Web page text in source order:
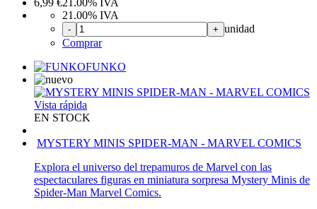
6,99 €21.00% IVA
21.00% IVA
- + unidad
Comprar
FUNKO
Vista rápida
EN STOCK
MYSTERY MINIS SPIDER-MAN - MARVEL COMICS
Explora el universo del trepamuros de Marvel con las
espectaculares figuras en miniatura sorpresa Mystery Minis de
Spider-Man Marvel Comics.